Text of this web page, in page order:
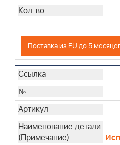
Поставка из EU до 5